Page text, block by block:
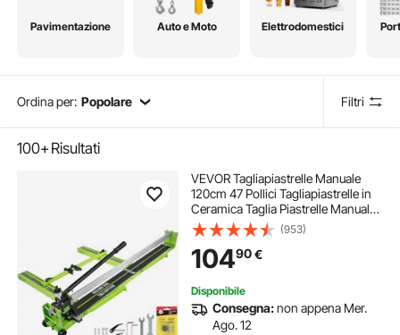
Pavimentazione Auto e Moto Elettrodomestici
Ordina per: Popolare Filtri
100+Risultati
VEVOR Tagliapiastrelle Manuale
120cm 47 Pollici Tagliapiastrelle in
Ceramica Taglia Piastrelle Manuale
in Acciaio
(953)
10490€
Disponibile
Consegna:non appena Mer.
Ago. 12